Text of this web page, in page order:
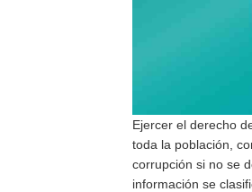
Ejercer el derecho
toda la población,
corrupción si no se
información se